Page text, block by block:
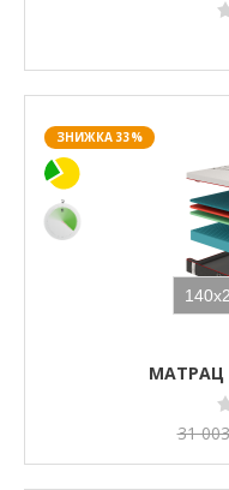
ЗНИЖКА 33%
МАТРАЦ
31 003